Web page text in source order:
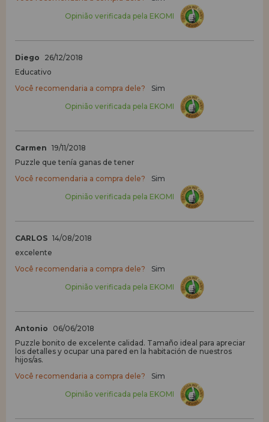
Opinião verificada pela EKOMI
Diego
26/12/2018
Educativo
Você recomendaria a compra dele?
Sim
Opinião verificada pela EKOMI
Carmen 19/11/2018
Puzzle que tenía ganas de tener
Você recomendaria a compra dele?
Sim
Opinião verificada pela EKOMI
CARLOS 14/08/2018
excelente
Você recomendaria a compra dele?
Sim
Opinião verificada pela EKOMI
Antonio
06/06/2018
Puzzle bonito de excelente calidad. Tamaño ideal para apreciar
los detalles y ocupar una pared en la habitación de nuestros
hijos/as.
Você recomendaria a compra dele?
Sim
Opinião verificada pela EKOMI